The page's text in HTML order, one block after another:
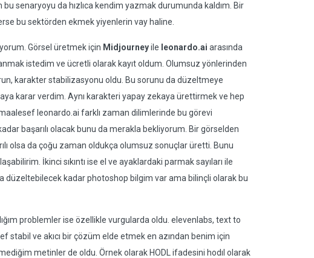
senaryoyu da hızlıca kendim yazmak durumunda kaldım. Bir
bu sektörden ekmek yiyenlerin vay haline.
Görsel üretmek için Midjourneyile leonardo.ai arasında
istedim ve ücretli olarak kayıt oldum. Olumsuz yönlerinden
karakter stabilizasyonu oldu. Bu sorunu da düzeltmeye
karar verdim. Aynı karakteri yapay zekaya ürettirmek ve hep
leonardo.ai farklı zaman dilimlerinde bu görevi
başarılı olacak bunu da merakla bekliyorum. Bir görselden
olsa da çoğu zaman oldukça olumsuz sonuçlar üretti. Bunu
İkinci sıkıntı ise el ve ayaklardaki parmak sayıları ile
düzeltebilecek kadar photoshop bilgim var ama bilinçli olarak bu
problemler ise özellikle vurgularda oldu. elevenlabs, text to
stabil ve akıcı bir çözüm elde etmek en azından benim için
metinler de oldu. Örnek olarak HODL ifadesini hodıl olarak